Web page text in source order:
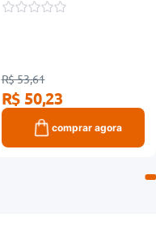
R$ 53,61
R$ 50,23
comprar agora